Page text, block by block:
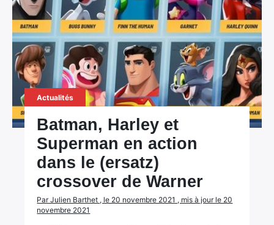
Actualités
Batman, Harley et
Superman en action
dans le (ersatz)
crossover de Warner
Par Julien Barthet , le 20 novembre 2021 , mis à jour le 20
novembre 2021